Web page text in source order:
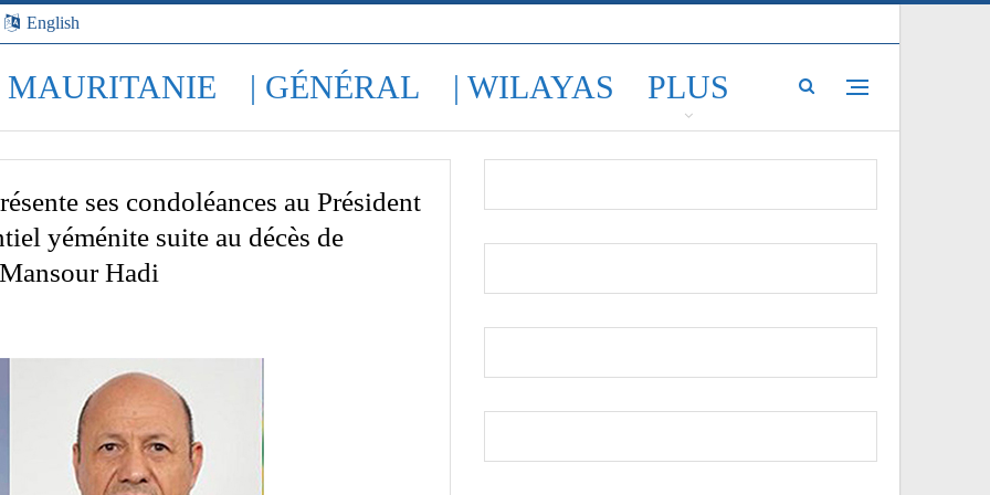
English
MAURITANIE | GÉNÉRAL | WILAYAS PLUS
ses condoléances au Président
yéménite suite au décès de
Hadi